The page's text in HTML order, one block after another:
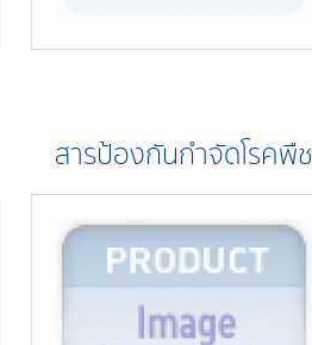
สารป้องกันกำจัดโรคพืช